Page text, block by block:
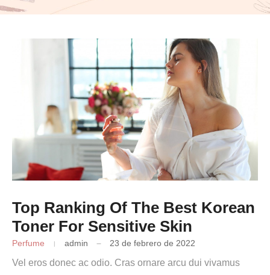
Top Ranking Of The Best Korean
Toner For Sensitive Skin
Perfume admin 23 de febrero de 2022
Vel eros donec ac odio. Cras ornare arcu dui vivamus